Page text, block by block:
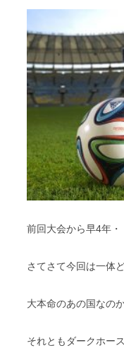
前回大会から早4年・
さてさて今回は一体
大本命のあの国なのか
それともダークホー